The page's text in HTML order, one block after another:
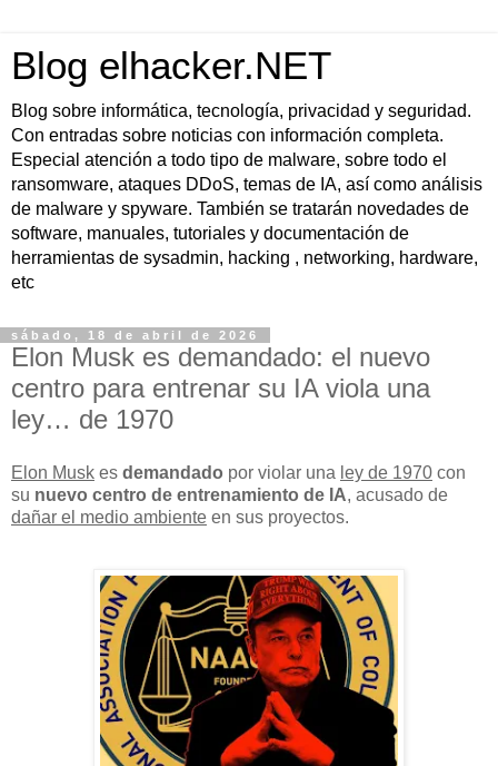
Blog elhacker.NET
Blog sobre informática, tecnología, privacidad y seguridad.
Con entradas sobre noticias con información completa.
Especial atención a todo tipo de malware, sobre todo el
ransomware, ataques DDoS, temas de IA, así como análisis
de malware y spyware. También se tratarán novedades de
software, manuales, tutoriales y documentación de
herramientas de sysadmin, hacking , networking, hardware,
etc
sábado, 18 de abril de 2026
Elon Musk es demandado: el nuevo
centro para entrenar su IA viola una
ley… de 1970
Elon Musk es demandado por violar una ley de 1970 con
su nuevo centro de entrenamiento de IA, acusado de
dañar el medio ambiente en sus proyectos.